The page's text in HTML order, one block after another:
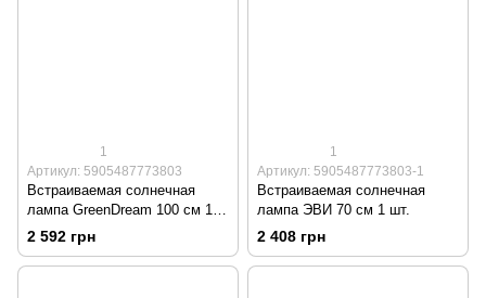
1
Артикул: 5905487773803
Встраиваемая солнечная
лампа GreenDream 100 см 1
шт.
2 592 грн
1
Артикул: 5905487773803-1
Встраиваемая солнечная
лампа ЭВИ 70 см 1 шт.
2 408 грн